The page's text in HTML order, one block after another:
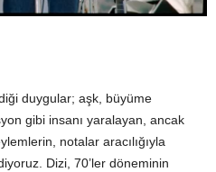
duygular; aşk, büyüme
gibi insanı yaralayan, ancak
notalar aracılığıyla
Dizi, 70’ler döneminin